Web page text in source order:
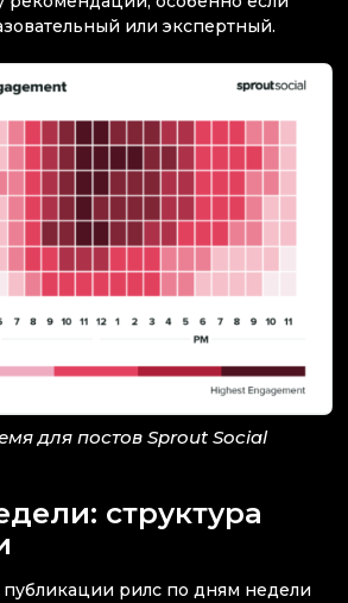
или экспертный.
для постов Sprout Social
структура
рилс по дням недели